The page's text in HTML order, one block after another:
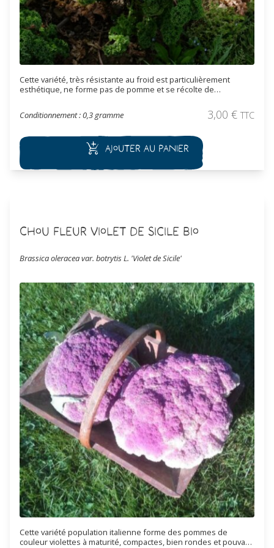
Cette variété, très résistante au froid est particulièrement
esthétique, ne forme pas de pomme et se récolte de
(vert-bleu) sont tendres et se consomment au fur et à mesure
des besoins en les coupant à partir du bas de la tige. Les
consomment au fur et à mesure des besoins en les coupant à
partir du bas de la tige.
Conditionnement : 0,3 gramme 3,00 € TTC
Ajouter au panier
Chou Fleur Violet de Sicile Bio
Brassica oleracea var. botrytis L. 'Violet de Sicile'
Cette variété population italienne forme des pommes de
couleur violettes à maturité, compactes, bien rondes et pouvant